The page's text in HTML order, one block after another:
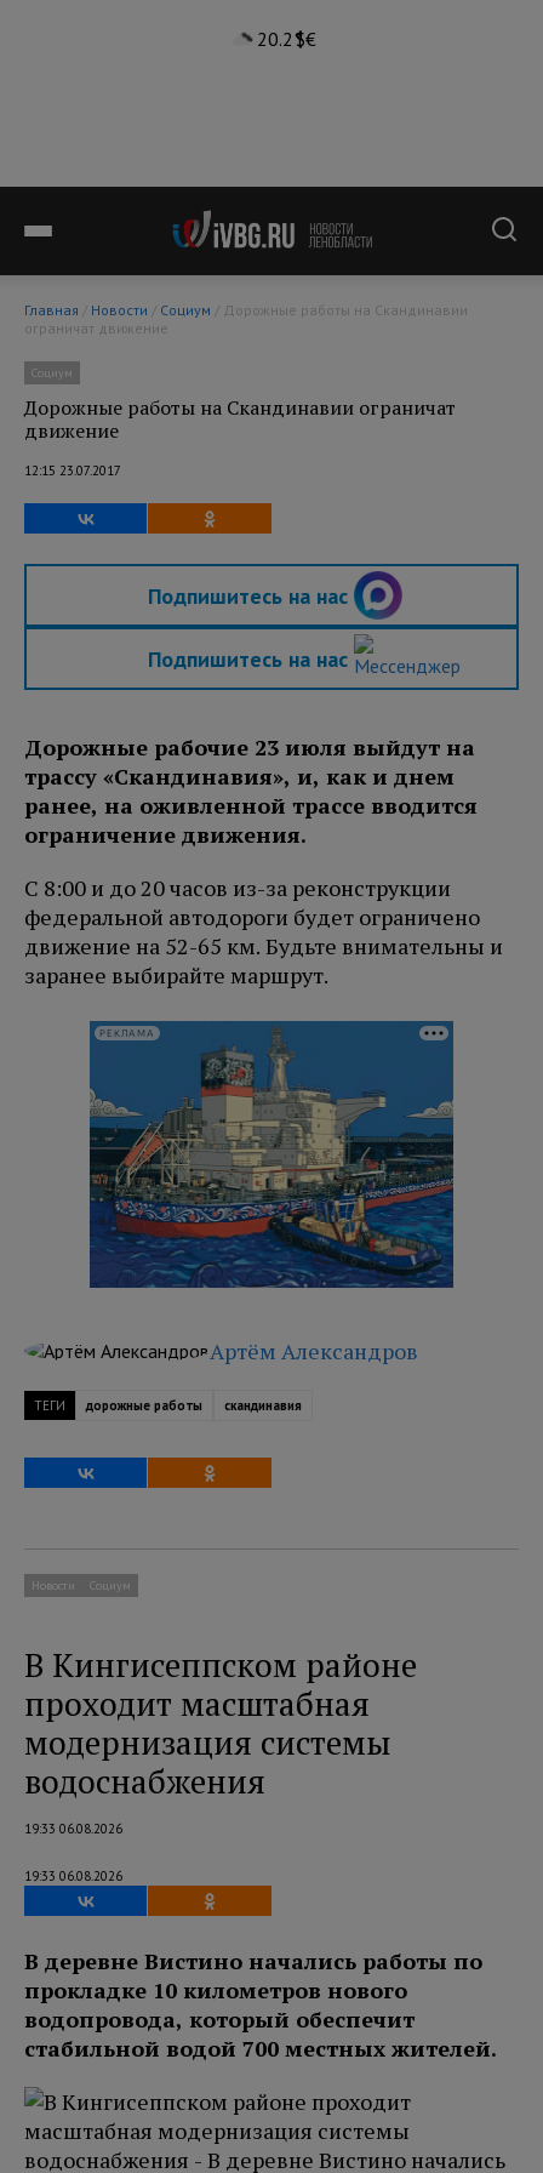
20.2°$€
Главная / Новости / Социум
ограничат движение
Социум
Дорожные работы на Скандинавии ограничат
движение
12:15 23.07.2017
Подпишитесь на нас
Подпишитесь на нас
Дорожные рабочие 23 июля выйдут на
трассу «Скандинавия», и, как и днем
ранее, на оживленной трассе вводится
ограничение движения.
С 8:00 и до 20 часов из-за реконструкции
федеральной автодороги будет ограничено
движение на 52-65 км. Будьте внимательны и
заранее выбирайте маршрут.
РЕКЛАМА
Артём Александров
ТЕГИ дорожные работы скандинавия
Новости Социум
В Кингисеппском районе
проходит масштабная
модернизация системы
водоснабжения
19:33 06.08.2026
19:33 06.08.2026
В деревне Вистино начались работы по
прокладке 10 километров нового
водопровода, который обеспечит
стабильной водой 700 местных жителей.